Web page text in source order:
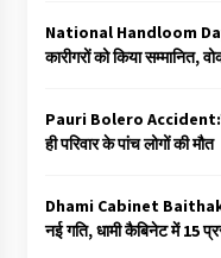
National Handloom
कारीगरों को किया सम्मानित,
Pauri Bolero
ही परिवार के पांच लोगों की मौत
Dhami Cabinet
नई गति, धामी कैबिनेट में 15